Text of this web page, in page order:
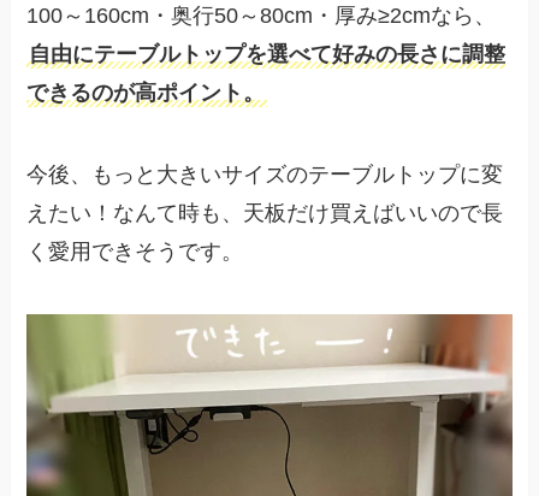
100～160cm・奥行50～80cm・厚み≥2cmなら、
自由にテーブルトップを選べて好みの長さに調整
できるのが高ポイント。
今後、もっと大きいサイズのテーブルトップに変
えたい！なんて時も、天板だけ買えばいいので長
く愛用できそうです。